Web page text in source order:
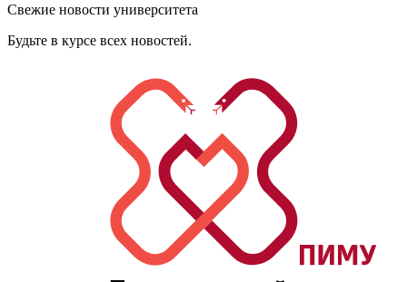
Свежие новости университета
Будьте в курсе всех новостей.